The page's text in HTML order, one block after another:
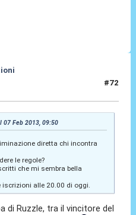
#72
07 Feb 2013, 09:50
diretta chi incontra
le regole?
che mi sembra bella
iscrizioni alle 20.00 di oggi.
di Ruzzle, tra il vincitore del